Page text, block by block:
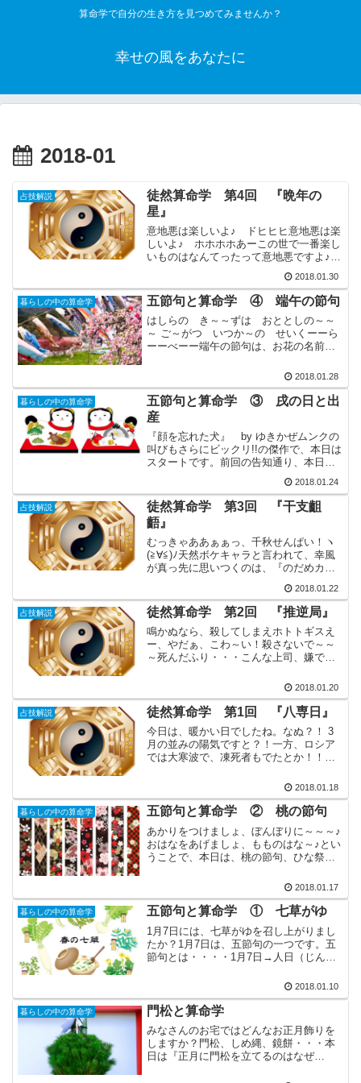
算命学で自分の生き方を見つめてみませんか？
幸せの風をあなたに
2018-01
占技解説
徒然算命学 第4回 『晩年の
星』
意地悪は楽しいよ♪ ドヒヒヒ意地悪は楽
しいよ♪ ホホホホあーこの世で一番楽し
いものはなんてったって意地悪ですよ♪こ
の歌を知っているあなたは、お・い・
く・つ～～～？これは、「サザエさん」
の作者、長谷川町子さんが書いた漫画
「いじわるばあさん」の...
2018.01.30
暮らしの中の算命学 五節句と算命学 ④ 端午の節句
はしらの き～～ずは おととしの～～
～ ご～がつ いつか～の せいくーーら
ーーべーー端午の節句は、お花の名前を
すね。男の子の成長を願う節句として、
こいのぼりをあげたり、兜、鎧、武者人
形などを飾って祝います...
2018.01.28
暮らしの中の算命学
五節句と算命学 ③ 戌の日と出
産
『顔を忘れた犬』 by ゆきかぜムンクの
叫びもさらにビックリ!!の傑作で、本日は
スタートです。前回の告知通り、本日の
句から少し脱線しますが、お雛様を飾る
ときに、女の子の健やかな成長を祈り、
お内裏様とお雛様...
2018.01.24
占技解説
徒然算命学 第3回 『干支齟
齬』
むっきゃああぁぁっ、千秋せんぱい！ヽ
(≧∀≦)ﾉ天然ボケキャラと言われて、幸風
が真っ先に思いつくのは、『のだめカン
みなさんなら、どんな人を想像します
か？ドラマの主題曲に使われていたガー
シュウィンの「ラプソ...
2018.01.22
占技解説 徒然算命学 第2回 『推逆局』
鳴かぬなら、殺してしまえホトトギスえ
ー、やだぁ、こわ～い！殺さないで～～
～死んだふり・・・こんな上司、嫌です
わせると、信長は、短気で激昂しやす
く、残虐な人物だったのでしょう。さす
がにここまでの性情を持った...
2018.01.20
占技解説 徒然算命学 第1回 『八専日』
今日は、暖かい日でしたね。なぬ？！ 3
月の並みの陽気ですと？！一方、ロシア
では大寒波で、凍死者もでたとか！！極
project凍死者も出たロシアのサハ共和国
は、世界で一番寒い場所ということで
有...
2018.01.18
暮らしの中の算命学 五節句と算命学 ② 桃の節句
あかりをつけましょ、ぼんぼりに～～～♪
おはなをあげましょ、もものはな～♪とい
うことで、本日は、桃の節句、ひな祭り
（じょうし）の節句』巳（み）、へびで
現在では、ひな祭りは3...
2018.01.17
暮らしの中の算命学 五節句と算命学 ① 七草がゆ
1月7日には、七草がゆを召し上がりまし
たか？1月7日は、五節句の一つです。五
節句とは・・・・1月7日→人日（じんじ
端午（たんご）7月7日→七夕（しちせ
で奇数の重な...
2018.01.10
暮らしの中の算命学 門松と算命学
みなさんのお宅ではどんなお正月飾りを
しますか？門松、しめ縄、鏡餅・・・本
日は『正月に門松を立てるのはなぜ